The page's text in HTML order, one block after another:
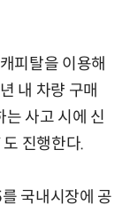
피탈을 이용해
내 차량 구매
사고 시에 신
진행한다.
국내시장에 공